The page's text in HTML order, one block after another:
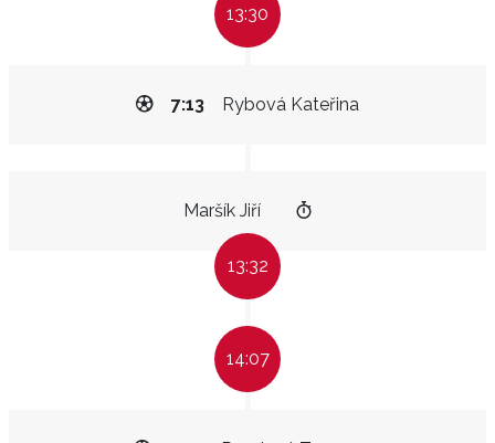
13:30
Rybová Kateřina
7:13
Maršík Jiří
13:32
14:07